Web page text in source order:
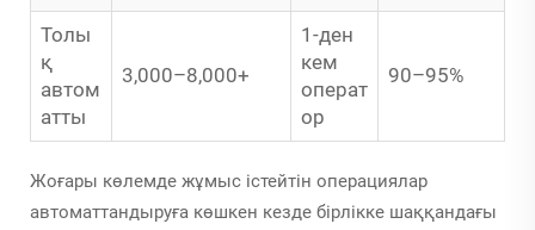
Толы
қ
автом
атты
3,000–8,000+
1-ден
кем
операт
ор
90–95%
Жоғары көлемде жұмыс істейтін операциялар
автоматтандыруға көшкен кезде бірлікке шаққандағы